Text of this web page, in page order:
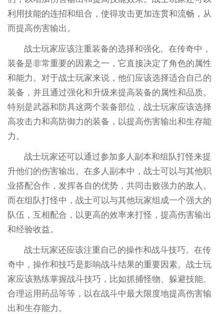
利用技能的连招和组合，使得攻击更加连贯和流畅，从
而提高伤害输出。
战士玩家应该注重装备的选择和强化。在传奇中，
装备是非常重要的因素之一，它直接决定了角色的属性
和能力。对于战士玩家来说，他们应该选择适合自己的
装备，并且通过强化和升级来提高装备的属性和品质。
特别是武器和防具这两个装备部位，战士玩家应该选择
高攻击力和高防御力的装备，以提高伤害输出和生存能
力。
战士玩家还可以通过参加多人副本和组队打怪来提
升他们的伤害输出。在多人副本中，战士可以与其他职
业搭配合作，发挥各自的优势，共同击败强力的敌人。
而在组队打怪中，战士可以与其他玩家组成一个强大的
队伍，互相配合，以更高的效率来打怪，提高伤害输出
和经验收益。
战士玩家还应该注重自己的操作和战斗技巧。在传
奇中，操作和技巧是影响战斗结果的重要因素。战士玩
家应该熟练掌握战斗技巧，比如抓捕怪物、躲避技能、
合理运用药品等等，以在战斗中最大限度地提高伤害输
出和生存能力。